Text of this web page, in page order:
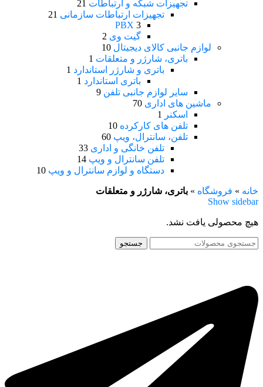
تجهیزات شبکه و ارتباطات 21
تجهیزات ارتباطات سازمانی 21
PBX 3
گیت وی 2
لوازم جانبی کالای دیجیتال 10
باتری، شارژر و متعلقات 1
باتری و شارژر استاندارد 1
باتری استاندارد 1
سایر لوازم جانبی تلفن 9
ماشین های اداری 70
اسکنر
1
تلفن های کارکرده 10
تلفن، سانترال، ویپ 60
تلفن خانگی و اداری 33
تلفن سانترال و ویپ 14
دستگاه و لوازم سانترال و ویپ 10
خانه » فروشگاه » باتری، شارژر و متعلقات
Show sidebar
هیچ محصولی یافت نشد.
جستجو